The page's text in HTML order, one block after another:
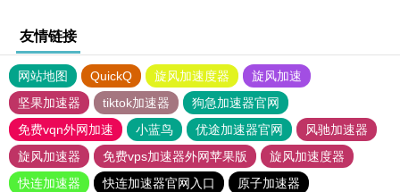
友情链接
网站地图 QuickQ 旋风加速度器
旋风加速
坚果加速器
tiktok加速器
狗急加速器官网
免费vqn外网加速
小蓝鸟 优途加速器官网
风驰加速器
旋风加速器
免费vps加速器外网苹果版
旋风加速度器
快连加速器
快连加速器官网入口
原子加速器